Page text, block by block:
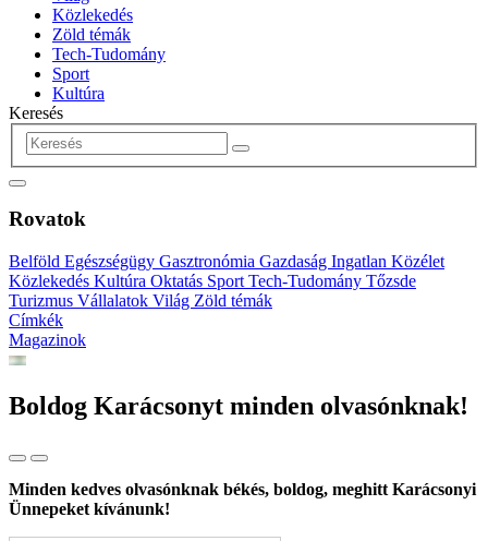
Közlekedés
Zöld témák
Tech-Tudomány
Sport
Kultúra
Keresés
Rovatok
Belföld Egészségügy Gasztronómia Gazdaság Ingatlan Közélet
Közlekedés Kultúra Oktatás Sport Tech-Tudomány Tőzsde
Turizmus Vállalatok Világ Zöld témák
Címkék
Magazinok
Boldog Karácsonyt minden olvasónknak!
Minden kedves olvasónknak békés, boldog, meghitt Karácsonyi
Ünnepeket kívánunk!